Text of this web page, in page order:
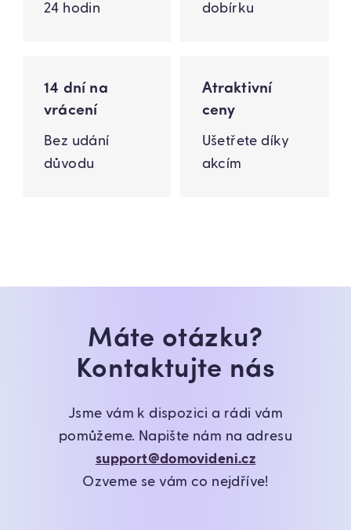
24 hodin
dobírku
14 dní na
vrácení
Bez udání
důvodu
Atraktivní
ceny
Ušetřete díky
akcím
Máte otázku?
Kontaktujte nás
Jsme vám k dispozici a rádi vám
pomůžeme. Napište nám na adresu
support@domovideni.cz
Ozveme se vám co nejdříve!